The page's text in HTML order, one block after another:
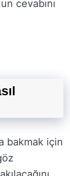
cevabını
bakmak için